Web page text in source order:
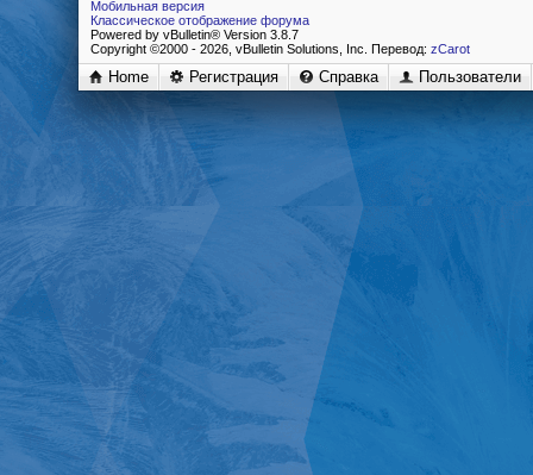
Мобильная версия
Классическое отображение форума
Powered by vBulletin® Version 3.8.7
Copyright ©2000 - 2026, vBulletin Solutions, Inc. Перевод: zCarot
Home Регистрация Справка Пользователи